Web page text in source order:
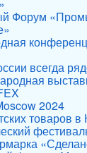
Форум
всегда
2024
товаров в